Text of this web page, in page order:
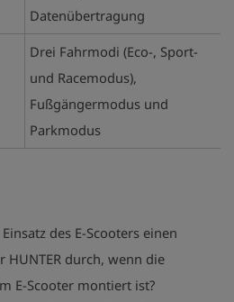
Datenübertragung
Drei Fahrmodi (Eco-, Sport-
und Racemodus),
Fußgängermodus und
Parkmodus
des E-Scooters einen
HUNTER durch, wenn die
E-Scooter montiert ist?